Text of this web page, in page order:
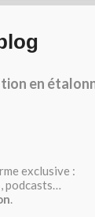
en
exclusive :
podcasts…
.